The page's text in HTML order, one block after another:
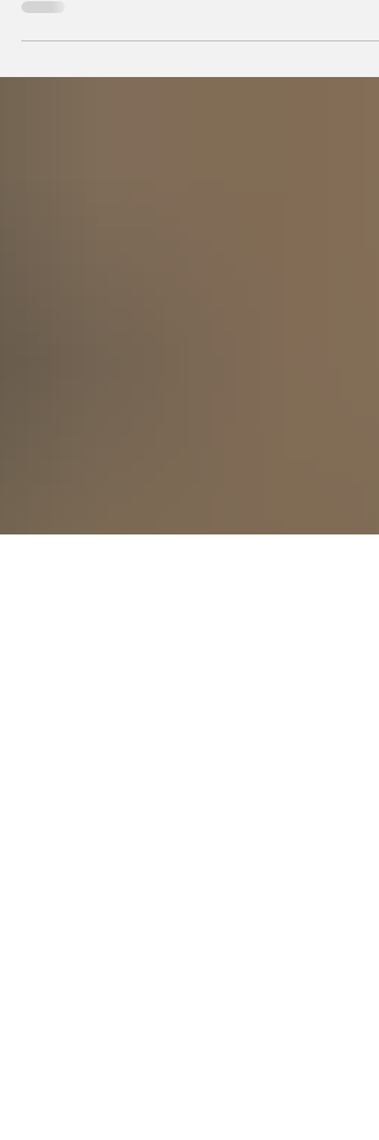
Durante milenios sabios y científicos
vislumbraron que el Universo —con todo